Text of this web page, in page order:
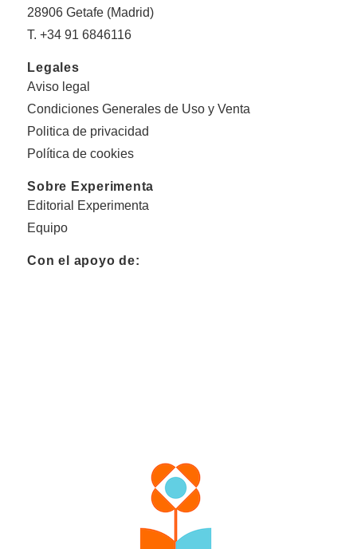
28906 Getafe (Madrid)
T. +34 91 6846116
Legales
Aviso legal
Condiciones Generales de Uso y Venta
Politica de privacidad
Política de cookies
Sobre Experimenta
Editorial Experimenta
Equipo
Con el apoyo de: